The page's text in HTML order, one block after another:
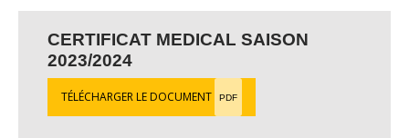
CERTIFICAT MEDICAL SAISON
2023/2024
TÉLÉCHARGER LE DOCUMENT PDF